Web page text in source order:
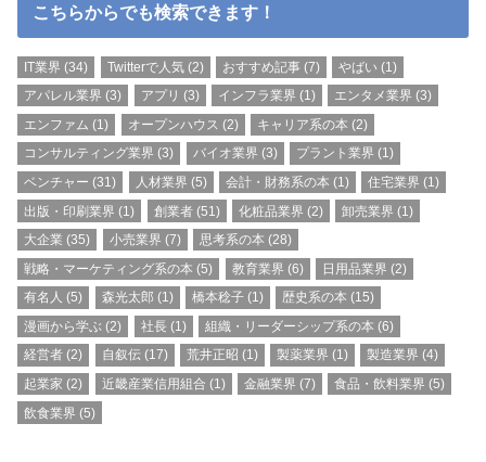
こちらからでも検索できます！
IT業界 (34) Twitterで人気(2) おすすめ記事(7) やばい (1)
アパレル業界 (3) アプリ (3) インフラ業界 (1) エンタメ業界 (3)
エンファム (1) オープンハウス (2) キャリア系の本 (2)
コンサルティング業界 (3) バイオ業界 (3) プラント業界 (1)
ベンチャー (31) 人材業界 (5) 会計・財務系の本 (1) 住宅業界 (1)
出版・印刷業界 (1) 創業者(51) 化粧品業界 (2) 卸売業界 (1)
大企業 (35) 小売業界 (7) 思考系の本 (28)
戦略・マーケティング系の本 (5) 教育業界 (6) 日用品業界 (2)
有名人 (5) 森光太郎 (1) 橋本稔子(1) 歴史系の本 (15)
漫画から学ぶ (2) 社長(1) 組織・リーダーシップ系の本 (6)
経営者 (2) 自叙伝(17) 荒井正昭 (1) 製薬業界 (1) 製造業界 (4)
起業家 (2) 近畿産業信用組合 (1) 金融業界 (7) 食品・飲料業界 (5)
飲食業界 (5)